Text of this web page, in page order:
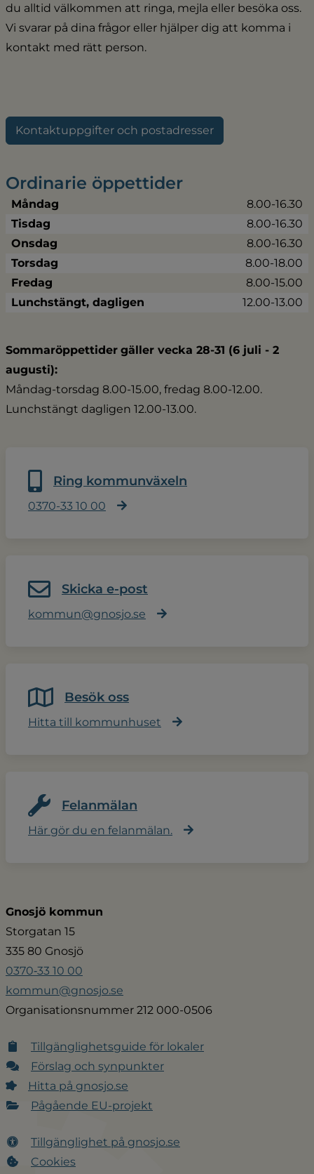
du alltid välkommen att ringa, mejla eller besöka oss.
Vi svarar på dina frågor eller hjälper dig att komma i
kontakt med rätt person.
Kontaktuppgifter och postadresser
Ordinarie öppettider
Måndag
8.00-16.30
Tisdag
8.00-16.30
Onsdag
8.00-16.30
Torsdag
8.00-18.00
Fredag
8.00-15.00
Lunchstängt, dagligen
12.00-13.00
Sommaröppettider gäller vecka 28-31 (6 juli - 2
augusti):
Måndag-torsdag 8.00-15.00, fredag 8.00-12.00.
Lunchstängt dagligen 12.00-13.00.
Ring kommunväxeln
0370-33 10 00
Skicka e-post
kommun@gnosjo.se
Besök oss
Hitta till kommunhuset
Felanmälan
Här gör du en felanmälan.
Gnosjö kommun
Storgatan 15
335 80 Gnosjö
0370‑33 10 00
kommun@gnosjo.se
Organisationsnummer 212 000-0506
Tillgänglighetsguide för lokaler
Förslag och synpunkter
Hitta på gnosjo.se
Pågående EU-projekt
Tillgänglighet på gnosjo.se
Cookies